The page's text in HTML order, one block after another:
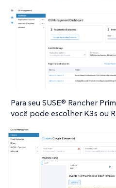
Para seu SUSE® Rancher
você pode escolher K3s ou